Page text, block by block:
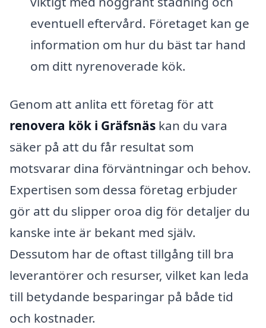
eventuell eftervård. Företaget kan ge
information om hur du bäst tar hand
om ditt nyrenoverade kök.
Genom att anlita ett företag för att
renovera kök i Gräfsnäs kan du vara
säker på att du får resultat som
motsvarar dina förväntningar och behov.
Expertisen som dessa företag erbjuder
gör att du slipper oroa dig för detaljer du
kanske inte är bekant med själv.
Dessutom har de oftast tillgång till bra
leverantörer och resurser, vilket kan leda
till betydande besparingar på både tid
och kostnader.